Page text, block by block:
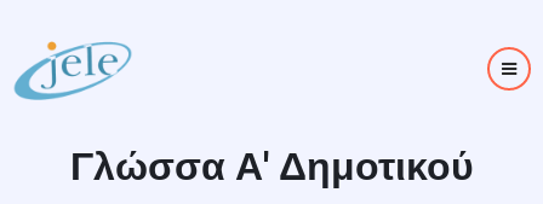
main
content
Γλώσσα Α' Δημοτικού